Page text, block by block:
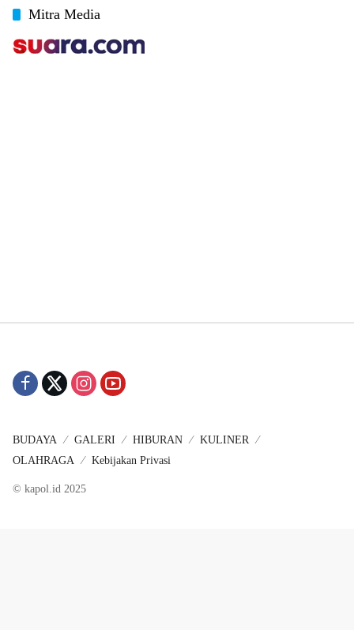
Mitra Media
BUDAYA GALERI HIBURAN
KULINER
OLAHRAGA
Kebijakan Privasi
© kapol.id 2025